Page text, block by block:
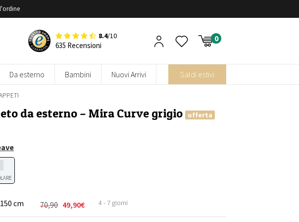
8.4/10
635 Recensioni
Da esterno Bambini Nuovi Arrivi Saldi estivi
da esterno – Mira Curve grigio
offerta
cm 70,90
Il
prezzo
49,90€
Il
prezzo
4 - 7 giorni